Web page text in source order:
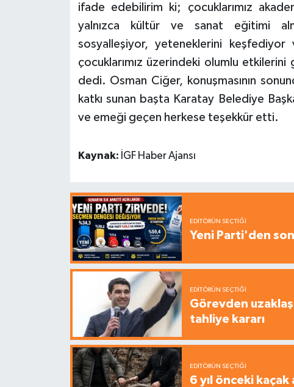
ifade edebilirim ki; çocuklarımız
yalnızca kültür ve sanat eğitimi
sosyalleşiyor, yeteneklerini
çocuklarımız üzerindeki olumlu
dedi. Osman Ciğer, konuşmasının
katkı sunan başta Karatay Belediye
ve emeği geçen herkese teşekkür etti.
Kaynak: İGF Haber Ajansı
EDITÖRÜN SEÇTIĞI
Yeni Parti'den
EDITÖRÜN SEÇTIĞI
Görevden
tahliye kararı
EDITÖRÜN SEÇTIĞI
6 yıl önceki